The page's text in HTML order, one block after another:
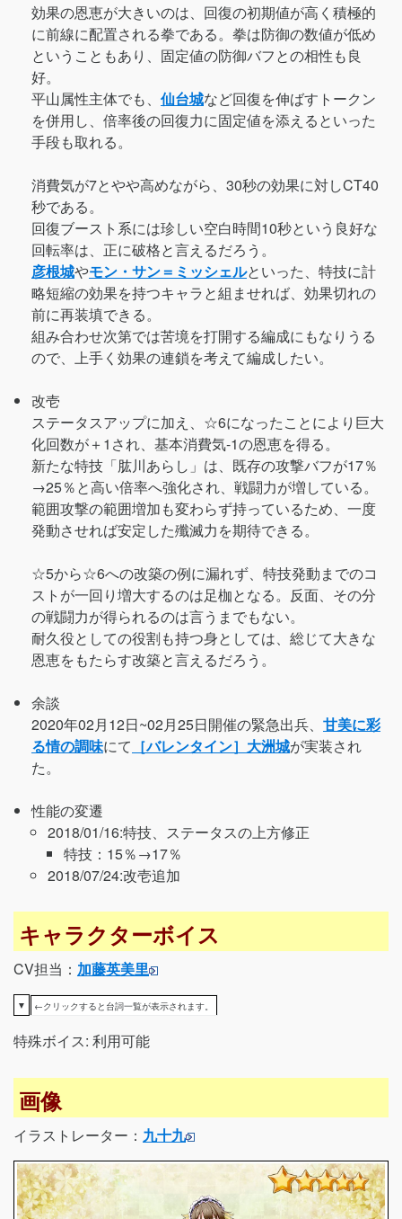
効果の恩恵が大きいのは、回復の初期値が高く積極的
に前線に配置される拳である。拳は防御の数値が低め
ということもあり、固定値の防御バフとの相性も良
好。
平山属性主体でも、 仙台城など回復を伸ばすトークン
を併用し、倍率後の回復力に固定値を添えるといった
手段も取れる。
消費気が7とやや高めながら、30秒の効果に対しCT40
秒である。
回復ブースト系には珍しい空白時間10秒という良好な
回転率は、正に破格と言えるだろう。
彦根城やモン・サン＝ミッシェルといった、特技に計
略短縮の効果を持つキャラと組ませれば、効果切れの
前に再装填できる。
組み合わせ次第では苦境を打開する編成にもなりうる
ので、上手く効果の連鎖を考えて編成したい。
改壱
ステータスアップに加え、☆6になったことにより巨大
化回数が＋1され、基本消費気-1の恩恵を得る。
新たな特技「肱川あらし」は、既存の攻撃バフが17％
→25％と高い倍率へ強化され、戦闘力が増している。
範囲攻撃の範囲増加も変わらず持っているため、一度
発動させれば安定した殲滅力を期待できる。
☆5から☆6への改築の例に漏れず、特技発動までのコ
ストが一回り増大するのは足枷となる。反面、その分
の戦闘力が得られるのは言うまでもない。
耐久役としての役割も持つ身としては、総じて大きな
恩恵をもたらす改築と言えるだろう。
余談
2020年02月12日~02月25日開催の緊急出兵、 甘美に彩
る情の調味にて ［バレンタイン］大洲城が実装され
た。
性能の変遷
2018/01/16:特技、ステータスの上方修正
特技：15％→17％
2018/07/24:改壱追加
キャラクターボイス
CV担当： 加藤英美里
▼ ←クリックすると台詞一覧が表示されます。
特殊ボイス: 利用可能
画像
イラストレーター： 九十九